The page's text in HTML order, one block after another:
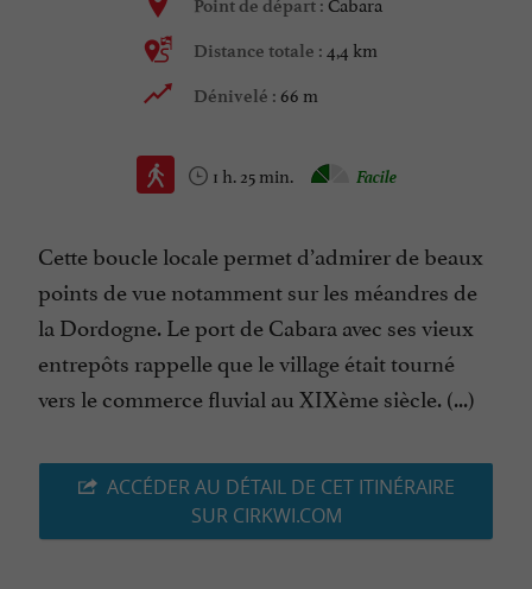
Point de départ :
Distance totale : 4,4 km
Dénivelé : 66 m
1 h. 25 min. Facile
Cette boucle locale permet d’admirer de beaux
points de vue notamment sur les méandres de
la Dordogne. Le port de Cabara avec ses vieux
entrepôts rappelle que le village était tourné
vers le commerce fluvial au XIXème siècle. (...)
ACCÉDER AU DÉTAIL DE CET ITINÉRAIRE
SUR CIRKWI.COM